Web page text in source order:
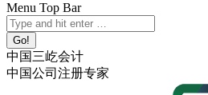
Menu Top Bar
X
page
opens
in
new
YouTube
page
opens
in
new
Linkedin
page
opens
in
new
Instagram
page
opens
in
new
Search:
中国三屹会计
中国公司注册专家